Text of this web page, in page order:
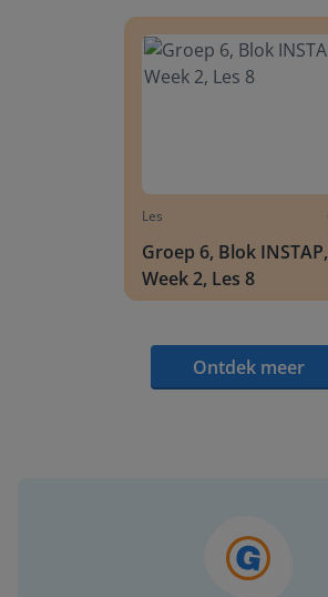
Les
Groep 6, Blok INSTAP,
Week 2, Les 8
Ontdek meer